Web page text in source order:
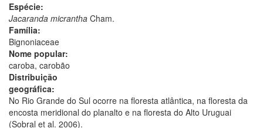
Espécie:
Jacaranda micrantha Cham.
Família:
Bignoniaceae
Nome popular:
caroba, carobão
Distribuição
geográfica:
No Rio Grande do Sul ocorre na floresta atlântica, na floresta da
encosta meridional do planalto e na floresta do Alto Uruguai
(Sobral et al. 2006).